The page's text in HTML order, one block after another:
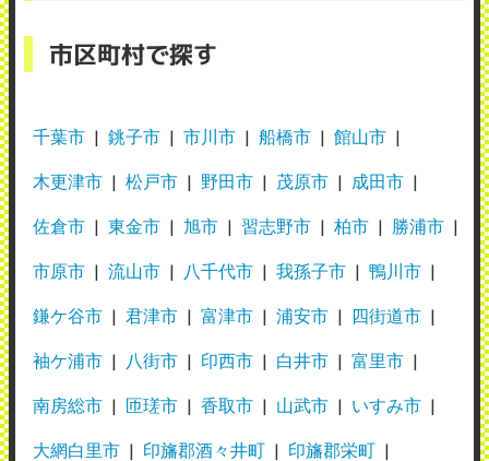
株式会社東総理工飯倉営業所
使用メーカー：リコー
地域：千葉県山武市
もメンテナンスや故障修理の対応依頼が24
時間できるようになり、より便利になりま
した。 トナーも自動発注で注文漏れがな
市区町村で探す
千葉市 銚子市 市川市 船橋市 館山市
木更津市 松戸市 野田市 茂原市 成田市
佐倉市 東金市 旭市 習志野市 柏市 勝浦市
市原市 流山市 八千代市 我孫子市 鴨川市
鎌ケ谷市 君津市 富津市 浦安市 四街道市
袖ケ浦市 八街市 印西市 白井市 富里市
南房総市 匝瑳市 香取市 山武市 いすみ市
大網白里市 印旛郡酒々井町 印旛郡栄町